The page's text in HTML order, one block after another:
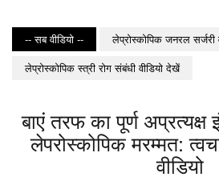
-- सब वीडियो --
लेप्रोस्कोपिक जनरल सर्जरी
लेप्रोस्कोपिक स्त्री रोग संबंधी वीडियो देखें
बाएं तरफ का पूर्ण अप्रत्यक्ष
लेपरोस्कोपिक मरम्मत:
वीडियो